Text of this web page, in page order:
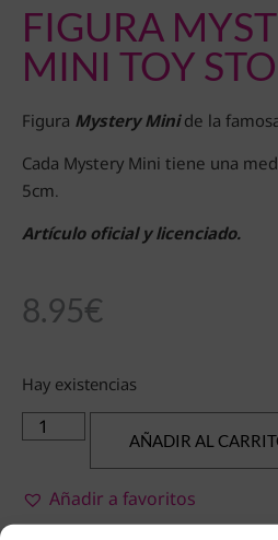
FIGURA
MINI TOY
Figura Mystery Minide la
Cada Mystery Mini tiene una
5cm.
Artículo oficial y licenciado.
8.95€
Hay existencias
AÑADIR AL
Añadir a favoritos